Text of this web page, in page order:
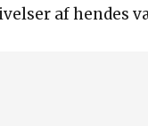
af hendes